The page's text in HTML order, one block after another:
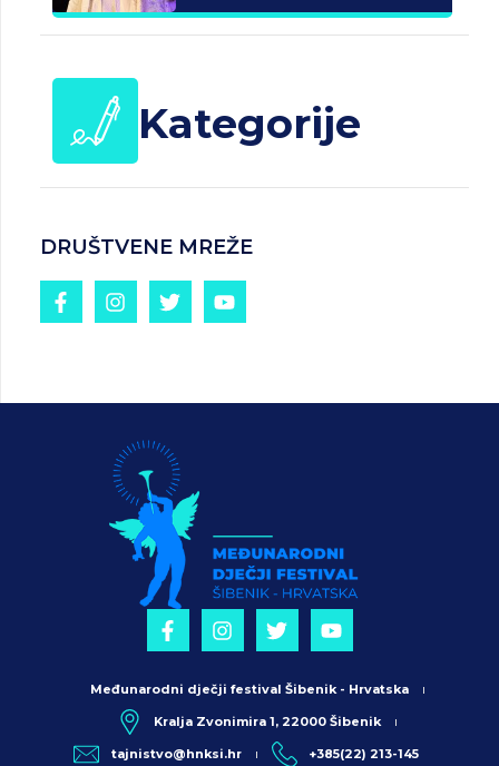
Kategorije
DRUŠTVENE MREŽE
Međunarodni dječji festival Šibenik - Hrvatska
Kralja Zvonimira 1, 22000 Šibenik
tajnistvo@hnksi.hr +385(22) 213-145